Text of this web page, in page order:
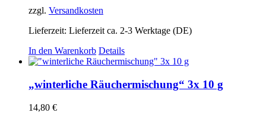
zzgl. Versandkosten
Lieferzeit: Lieferzeit ca. 2-3 Werktage (DE)
In den Warenkorb Details
„winterliche Räuchermischung“ 3x 10 g
14,80 €